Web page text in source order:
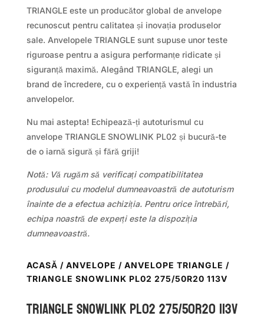
TRIANGLE este un producător global de anvelope
recunoscut pentru calitatea și inovația produselor
sale. Anvelopele TRIANGLE sunt supuse unor teste
riguroase pentru a asigura performanțe ridicate și
siguranță maximă. Alegând TRIANGLE, alegi un
brand de încredere, cu o experiență vastă în industria
anvelopelor.
Nu mai astepta! Echipează-ți autoturismul cu
anvelope TRIANGLE SNOWLINK PL02 și bucură-te
de o iarnă sigură și fără griji!
Notă: Vă rugăm să verificați compatibilitatea
produsului cu modelul dumneavoastră de autoturism
înainte de a efectua achiziția. Pentru orice întrebări,
echipa noastră de experți este la dispoziția
dumneavoastră.
ACASĂ / ANVELOPE / ANVELOPE TRIANGLE /
TRIANGLE SNOWLINK PL02 275/50R20 113V
TRIANGLE SNOWLINK PL02 275/50R20 113V